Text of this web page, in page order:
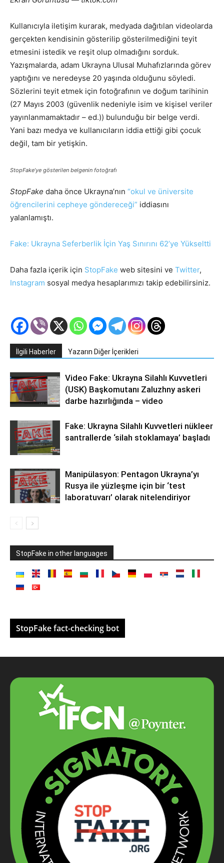
Kullanıcıyla iletişim kurarak, medyada dağıtılan videolarda
gerçekten kendisinin gösterilip gösterilmediğini teyit
etmesini istedik ve reşit olup olmadığını sorduk.
Yazışmalarda, adam Ukrayna Ulusal Muhafızlarında görev
yaptığını ve neredeyse 20 yaşında olduğunu söyledi.
Sözlerini teyit etmek için fotoğrafının ve doğum tarihinin
(27 Mayıs 2003 (güvenlik nedeniyle isim ve kişisel veriler
yayınlanmamaktadır – ed.)) bulunduğu bir belge verdi.
Yani bazı medya ve kullanıcıların iddia ettiği gibi çocuk
değil, tam bir yetişkin.
StopFake’ye gösterilen belgenin fotoğrafı
StopFake daha önce Ukrayna’nın “okul ve üniversite
öğrencilerini cepheye göndereceği” iddiasını
yalanlamıştı.
Fake: Ukrayna Seferberlik İçin Yaş Sınırını 62’ye Yükseltti
Daha fazla içerik için StopFake web sitesini ve Twitter,
Instagram sosyal medya hesaplarımızı takip edebilirsiniz.
İlgili Haberler Yazarın Diğer İçerikleri
Video Fake: Ukrayna Silahlı Kuvvetleri
(USK) Başkomutanı Zaluzhny askeri
darbe hazırlığında – video
Fake: Ukrayna Silahlı Kuvvetleri nükleer
santrallerde ‘silah stoklamaya’ başladı
Manipülasyon: Pentagon Ukrayna’yı
Rusya ile yüzleşme için bir ‘test
laboratuvarı’ olarak nitelendiriyor
StopFake in other languages
StopFake fact-checking bot